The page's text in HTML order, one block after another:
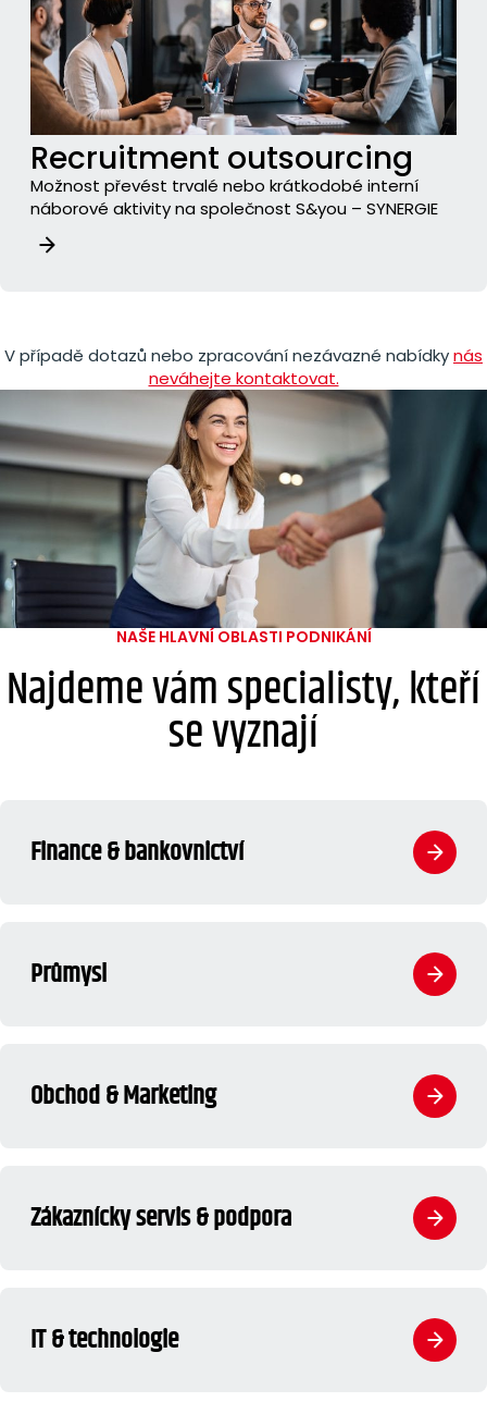
Recruitment outsourcing
Možnost převést trvalé nebo krátkodobé interní
náborové aktivity na společnost S&you – SYNERGIE
V případě dotazů nebo zpracování nezávazné nabídkynás
neváhejte kontaktovat.
NAŠE HLAVNÍ OBLASTI PODNIKÁNÍ
Najdeme vám specialisty,kteří
se vyznají
Finance & bankovnictví
Průmysl
Obchod & Marketing
Zákaznícky servis & podpora
IT & technologie